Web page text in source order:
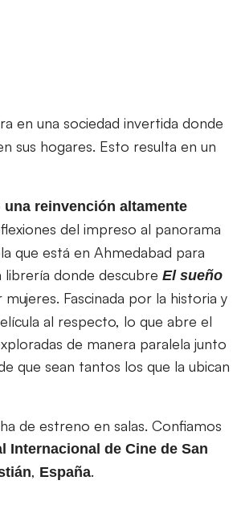
en una sociedad invertida donde
sus hogares. Esto resulta en un
una reinvención altamente
del impreso al panorama
que está en Ahmedabad para
librería donde descubre El sueño
Fascinada por la historia y
al respecto, lo que abre el
de manera paralela junto
que sean tantos los que la ubican
de estreno en salas. Confiamos
Internacional de Cine de San
, España.